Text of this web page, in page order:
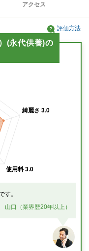
アクセス
(永代供養)の
評価方法
す。
山口（業界歴20年以上）